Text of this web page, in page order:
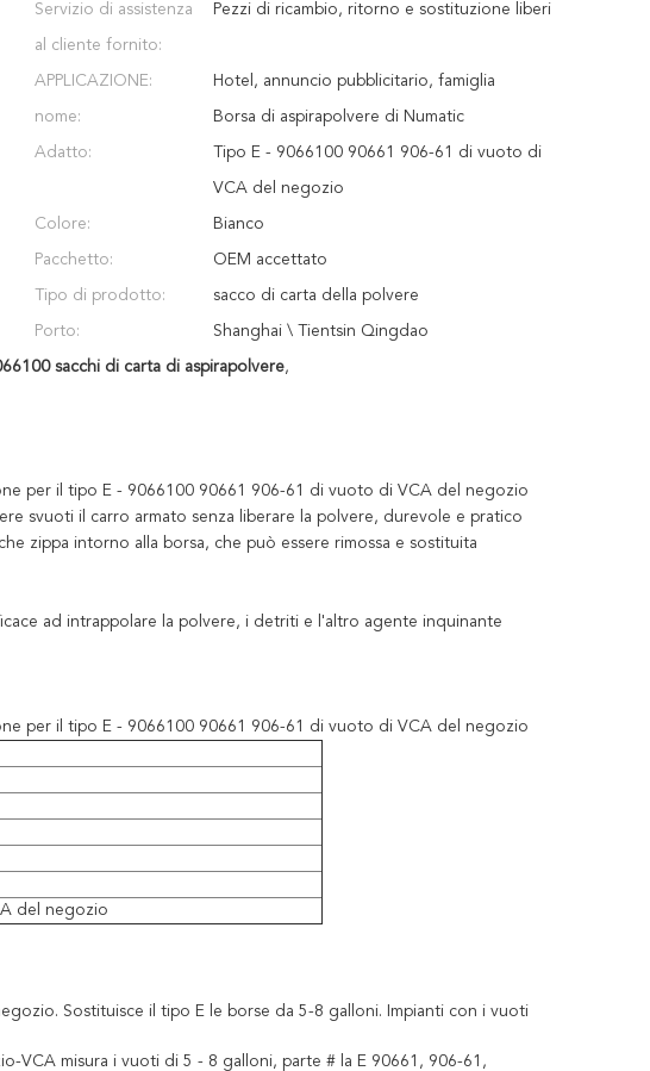
Servizio di assistenza
al cliente fornito:
Pezzi di ricambio, ritorno e sostituzione liberi
APPLICAZIONE: Hotel, annuncio pubblicitario, famiglia
nome: Borsa di aspirapolvere di Numatic
Adatto: Tipo E - 9066100 90661 906-61 di vuoto di
VCA del negozio
Colore: Bianco
Pacchetto: OEM accettato
Tipo di prodotto: sacco di carta della polvere
Porto: Shanghai \ Tientsin Qingdao
sacchi di carta di aspirapolvere,
per il tipo E - 9066100 90661 906-61 di vuoto di VCA del negozio
svuoti il carro armato senza liberare la polvere, durevole e pratico
zippa intorno alla borsa, che può essere rimossa e sostituita
ad intrappolare la polvere, i detriti e l'altro agente inquinante
per il tipo E - 9066100 90661 906-61 di vuoto di VCA del negozio
del negozio
Sostituisce il tipo E le borse da 5-8 galloni. Impianti con i vuoti
VCA misura i vuoti di 5 - 8 galloni, parte # la E 90661, 906-61,